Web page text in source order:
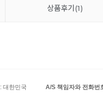
상품후기(1)
: 대한민국 A/S 책임자와 전화번